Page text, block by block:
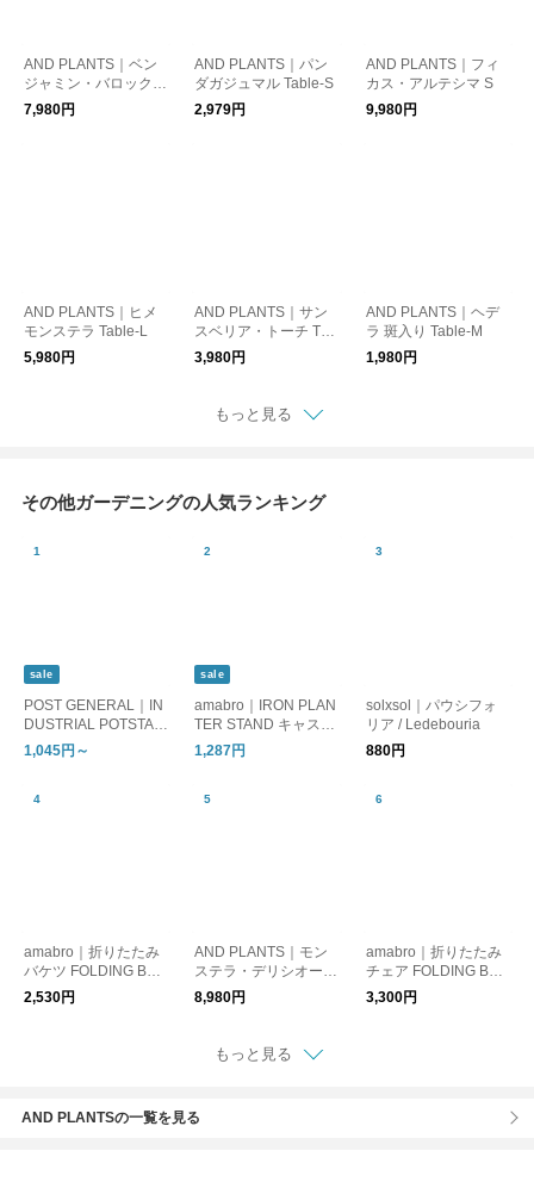
AND PLANTS｜ベン
ジャミン・バロック T
able-L
7,980円
AND PLANTS｜パン
ダガジュマル Table-S
2,979円
AND PLANTS｜フィ
カス・アルテシマ S
9,980円
AND PLANTS｜ヒメ
モンステラ Table-L
5,980円
AND PLANTS｜サン
スベリア・トーチ Tab
le-S
3,980円
AND PLANTS｜ヘデ
ラ 斑入り Table-M
1,980円
もっと見る
その他ガーデニングの人気ランキング
sale
POST GENERAL｜IN
DUSTRIAL POTSTAN
D TRIO / インダストリ
アル ポットスタンド
1,045円～
sale
amabro｜IRON PLAN
TER STAND キャスタ
ー付きのプランタース
タンド
1,287円
solxsol｜パウシフォ
リア / Ledebouria
880円
amabro｜折りたたみ
バケツ FOLDING BUC
KET【アウトドア】
【ガーデニング】
2,530円
AND PLANTS｜モン
ステラ・デリシオーサ
S
8,980円
amabro｜折りたたみ
チェア FOLDING BEL
T STOOL【アウトド
ア・ガーデニング】
3,300円
もっと見る
AND PLANTSの一覧を見る